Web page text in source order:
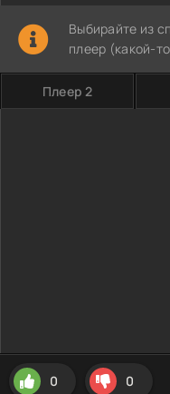
Выбирайте из
плеер (какой-
Плеер 2
0 0